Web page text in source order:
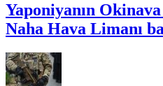
Yaponiyanın
Naha Hava Limanı